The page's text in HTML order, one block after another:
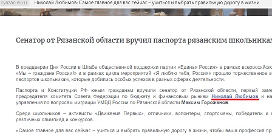
Перейти к основному содержанию